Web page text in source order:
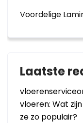
Voordelige
Laatste
vloeren: Wat
ze zo populair?